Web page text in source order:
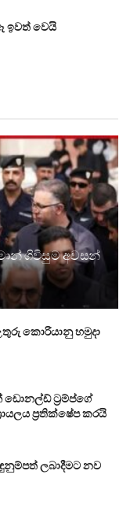
ඉවත් වෙයි
ගිවිසුම අවසන්
කොරියානු හමුදා
ඩොනල්ඩ් ට්‍රම්ප්ගේ
ප්‍රතික්ෂේප කරයි
ලබාදීමට නව